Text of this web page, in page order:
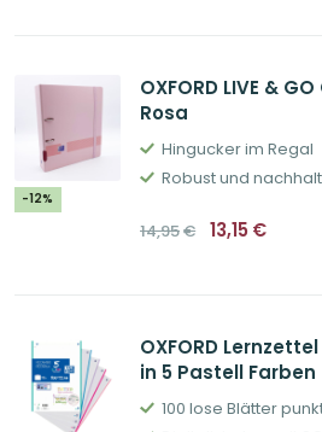
-12%
OXFORD LIVE &
Rosa
Hingucker im Regal
Robust und
14,95€ Preis
13,15 €
OXFORD
in 5 Pastell Farben
100 lose Blätter